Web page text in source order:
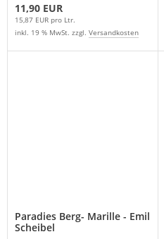
11,90 EUR
15,87 EUR pro Ltr.
inkl. 19 % MwSt. zzgl. Versandkosten
Paradies Berg- Marille - Emil
Scheibel